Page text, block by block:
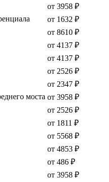
от 3958 ₽
от 1632 ₽
от 8610 ₽
от 4137 ₽
от 4137 ₽
от 2526 ₽
от 2347 ₽
моста от 3958 ₽
от 2526 ₽
от 1811 ₽
от 5568 ₽
от 4853 ₽
от 486 ₽
от 3958 ₽